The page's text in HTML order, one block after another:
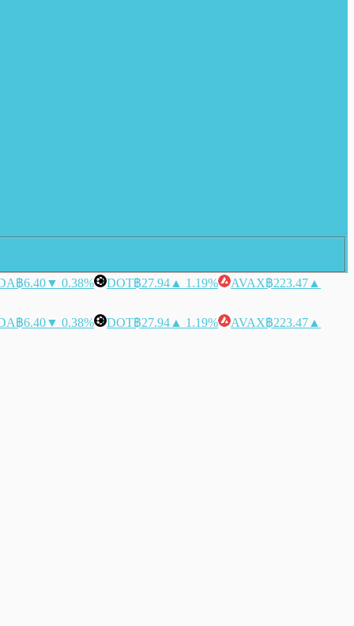
฿6.40▼ 0.38% DOT฿27.94 ▲ 1.19% AVAX฿223.47 ▲
฿6.40▼ 0.38% DOT฿27.94 ▲ 1.19% AVAX฿223.47 ▲